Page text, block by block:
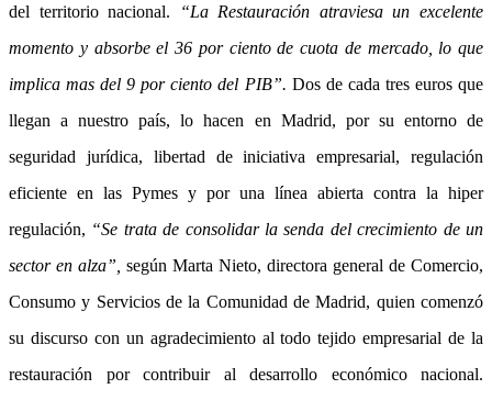
del territorio nacional. “La Restauración atraviesa un excelente
momento y absorbe el 36 por ciento de cuota de mercado, lo que
implica mas del 9 por ciento del PIB”. Dos de cada tres euros que
llegan a nuestro país, lo hacen en Madrid, por su entorno de
seguridad jurídica, libertad de iniciativa empresarial, regulación
eficiente en las Pymes y por una línea abierta contra la hiper
regulación, “Se trata de consolidar la senda del crecimiento de un
sector en alza”, según Marta Nieto, directora general de Comercio,
Consumo y Servicios de la Comunidad de Madrid, quien comenzó
su discurso con un agradecimiento al todo tejido empresarial de la
restauración por contribuir al desarrollo económico nacional.